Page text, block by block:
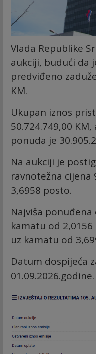
Vlada Republike
aukciji, budući da
predviđeno
KM.
Ukupan iznos
50.724.749,00
ponuda je
Na aukciji je
ravnotežna cijena
3,6958 posto.
Najviša ponuđena
kamatu od
uz kamatu od
Datum dospijeća
01.09.2026.godine.